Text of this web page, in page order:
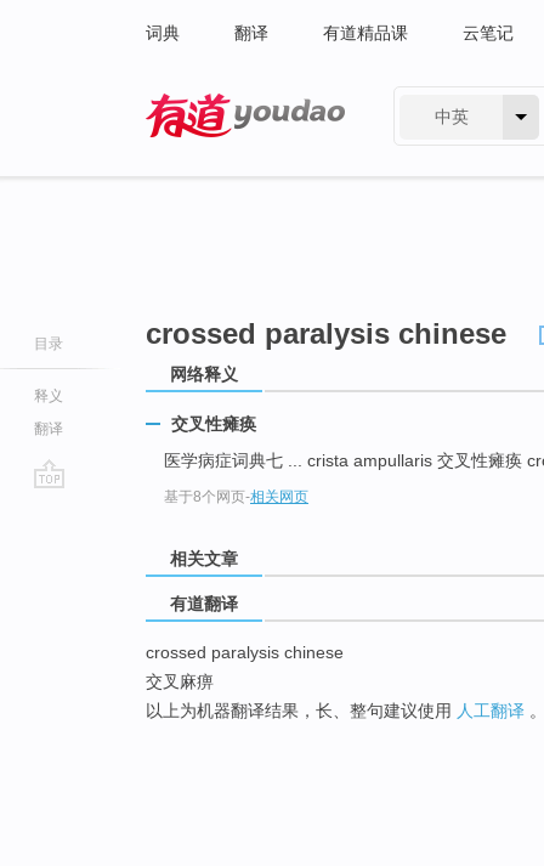
词典 翻译 有道精品课 云笔记
中英
目录
释义
翻译
crossed paralysis chinese
网络释义
交叉性瘫痪
医学病症词典七 ... crista ampullaris 交叉性瘫痪
基于8个网页-相关网页
相关文章
有道翻译
crossed paralysis chinese
交叉麻痹
以上为机器翻译结果，长、整句建议使用 人工翻译